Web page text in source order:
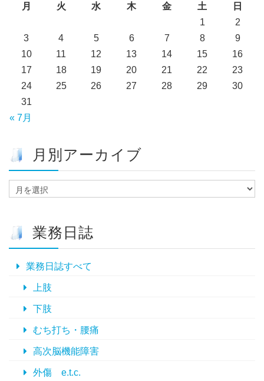
月
火 水 木 金 土 日
« 7月
1
2
3
4 5 6 7 8
9
10
11 12 13 14 15
16
17
18 19 20 21 22
23
24
25 26 27 28 29
30
31
月別アーカイブ
別
カ
業務日誌
業務日誌すべて
上肢
下肢
むち打ち・腰痛
高次脳機能障害
外傷 e.t.c.